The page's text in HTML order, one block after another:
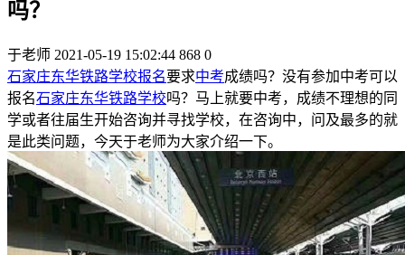
吗？
于老师 2021-05-19 15:02:44 868 0
石家庄东华铁路学校报名要求中考成绩吗？没有参加中考可以
报名石家庄东华铁路学校吗？马上就要中考，成绩不理想的同
学或者往届生开始咨询并寻找学校，在咨询中，问及最多的就
是此类问题，今天于老师为大家介绍一下。